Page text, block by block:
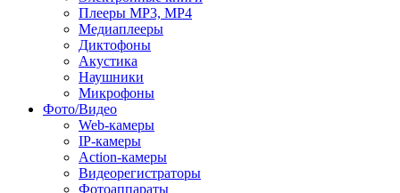
Плееры MP3, MP4
Медиаплееры
Диктофоны
Акустика
Наушники
Микрофоны
Фото/Видео
Web-камеры
IP-камеры
Action-камеры
Видеорегистраторы
Фотоаппараты